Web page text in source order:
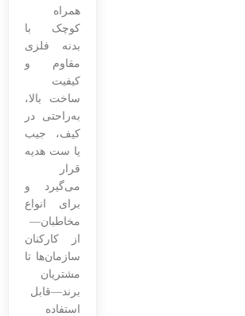
همراه
کوچک با
بدنه فلزی
مقاوم و
کیفیت
ساخت بالا،
به‌راحتی در
کیف، جیب
یا ست هدیه
قرار
می‌گیرد و
برای انواع
مخاطبان—
از کارکنان
سازمان‌ها تا
مشتریان
برند—قابل
استفاده